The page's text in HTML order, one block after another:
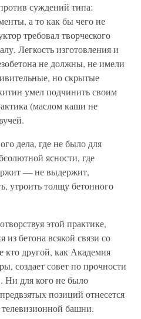
суждений типа:
а то как бы чего не
требовал творческого
Легкость изготовления и
не должны, не имели
но скрытые
умел подчинить своим
(маслом каши не
дела, где не было для
ясности, где
— не выдержит,
утроить толщу бетонного
этой практике,
из бетона всякой связи со
кто другой, как Академия
создает совет по прочности
Ни для кого не было
позиций отнесется
башни.